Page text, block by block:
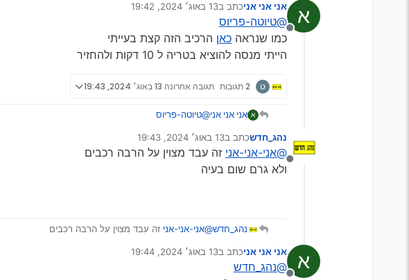
מדובר בסקודה סופרב 2011.
מי שזה קרה לו, או יודע מה מדובר אשמח שיעזור, דחוף!
תודה רבה!
א
מנותק
אני אני אניכתב ב13 באוג׳ 2024, 19:42
נערך לאחרונה על ידי
@טיוטה-פריוס
כמו שנראה כאן הרכיב הזה קצת בעייתי
הייתי מנסה להוציא בטריה ל 10 דקות ולהחזיר
ט 2 תגובות תגובה אחרונה 13 באוג׳ 2024, 19:43
א אני אני אני@טיוטה-פריוס
הייתי מנסה להוציא בטריה ל 10 דקות ולהחזיר
מנותק
נהג_חדשכתב ב13 באוג׳ 2024, 19:43
נערך לאחרונה על ידי
@אני-אני-אני זה עבד מצוין על הרבה רכבים
ולא גרם שום בעיה
נהג_חדש@אני-אני-אני זה עבד מצוין על הרבה רכבים
א אני אני אניכתב ב13 באוג׳ 2024, 19:44
נערך לאחרונה על ידי
@נהג_חדש